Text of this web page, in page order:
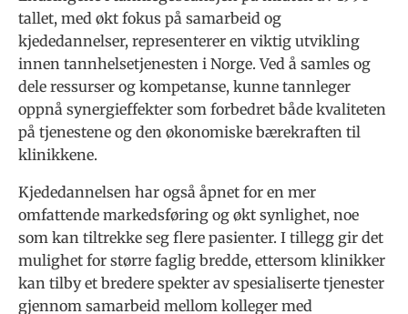
tallet, med økt fokus på samarbeid og
kjededannelser, representerer en viktig utvikling
innen tannhelsetjenesten i Norge. Ved å samles og
dele ressurser og kompetanse, kunne tannleger
oppnå synergieffekter som forbedret både kvaliteten
på tjenestene og den økonomiske bærekraften til
klinikkene.
Kjededannelsen har også åpnet for en mer
omfattende markedsføring og økt synlighet, noe
som kan tiltrekke seg flere pasienter. I tillegg gir det
mulighet for større faglig bredde, ettersom klinikker
kan tilby et bredere spekter av spesialiserte tjenester
gjennom samarbeid mellom kolleger med